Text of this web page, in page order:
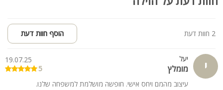
חניה:
• בריכה מגודרת ומחוממת (בחורף)
• ג'קוזי ספא
• פינות ישיבה, שולחנות משחק
• מדשאות ירוקות
2 חוות דעת הוסף חוות דעת
י יעל
מומלץ
19.07.25
5
עיצוב מהמם ויחס אישי. חופשה מושלמת למשפחה שלנו.